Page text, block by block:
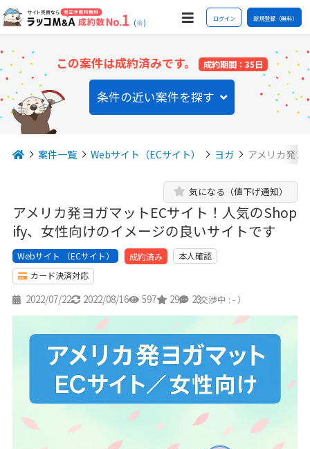
(※) ログイン 新規登録（無料）
この案件は成約済みです。 成約期間：35日
条件の近い案件を探す
案件一覧 Webサイト（ECサイト） ヨガ アメリカ発
アメリカ発ヨガマットECサイト！人気のShop
ify、女性向けのイメージの良いサイトです
気になる（値下げ通知）
Webサイト （ECサイト） 成約済み
本人確認
カード決済対応
2022/07/22 2022/08/16 597 29 23
（交渉中 : - ）